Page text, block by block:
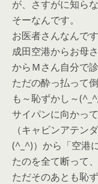
が、さすがに知ら
そーなんです。
お医者さんなんで
成田空港からお母
からＭさん自分で診
ただの酔っ払って
も～恥ずかし～
サイパンに向かっ
（キャビンアテン
(^_^)）から「空港
たのを全て断って
ただそのあとも恥